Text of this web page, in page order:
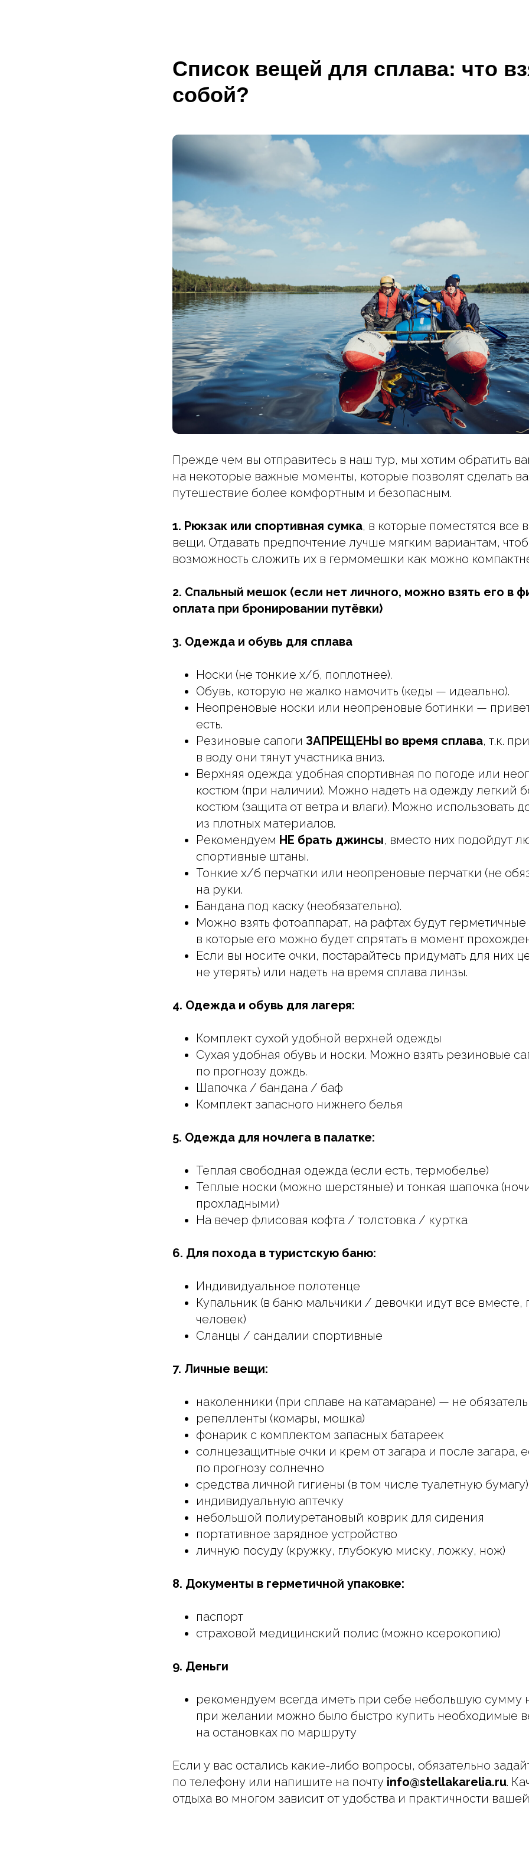
Список вещей для сплава: что
собой?
Прежде чем вы отправитесь в наш тур, мы хотим обратить
на некоторые важные моменты, которые позволят сделать
путешествие более комфортным и безопасным.
1. Рюкзак или спортивная сумка, в которые поместятся все
вещи. Отдавать предпочтение лучше мягким вариантам,
возможность сложить их в гермомешки как можно
2. Спальный мешок (если нет личного, можно взять его в
оплата при бронировании путёвки)
3. Одежда и обувь для сплава
Носки (не тонкие х/б, поплотнее).
Обувь, которую не жалко намочить (кеды — идеально).
Неопреновые носки или неопреновые ботинки —
есть.
Резиновые сапоги ЗАПРЕЩЕНЫ во время сплава, т.к.
в воду они тянут участника вниз.
Верхняя одежда: удобная спортивная по погоде или
костюм (при наличии). Можно надеть на одежду легкий
костюм (защита от ветра и влаги). Можно использовать
из плотных материалов.
Рекомендуем НЕ брать джинсы, вместо них подойдут
спортивные штаны.
Тонкие х/б перчатки или неопреновые перчатки (не
на руки.
Бандана под каску (необязательно).
Можно взять фотоаппарат, на рафтах будут герметичные
в которые его можно будет спрятать в момент
Если вы носите очки, постарайтесь придумать для них
не утерять) или надеть на время сплава линзы.
4. Одежда и обувь для лагеря:
Комплект сухой удобной верхней одежды
Сухая удобная обувь и носки. Можно взять резиновые
по прогнозу дождь.
Шапочка / бандана / баф
Комплект запасного нижнего белья
5. Одежда для ночлега в палатке:
Теплая свободная одежда (если есть, термобелье)
Теплые носки (можно шерстяные) и тонкая шапочка
прохладными)
На вечер флисовая кофта / толстовка / куртка
6. Для похода в туристскую баню:
Индивидуальное полотенце
Купальник (в баню мальчики / девочки идут все вместе,
человек)
Сланцы / сандалии спортивные
7. Личные вещи:
наколенники (при сплаве на катамаране) — не
репелленты (комары, мошка)
фонарик с комплектом запасных батареек
солнцезащитные очки и крем от загара и после загара,
по прогнозу солнечно
средства личной гигиены (в том числе туалетную бумагу)
индивидуальную аптечку
небольшой полиуретановый коврик для сидения
портативное зарядное устройство
личную посуду (кружку, глубокую миску, ложку, нож)
8. Документы в герметичной упаковке:
паспорт
страховой медицинский полис (можно ксерокопию)
9. Деньги
рекомендуем всегда иметь при себе небольшую сумму
при желании можно было быстро купить необходимые
на остановках по маршруту
Если у вас остались какие-либо вопросы, обязательно
по телефону или напишите на почту info@stellakarelia.ru.
отдыха во многом зависит от удобства и практичности